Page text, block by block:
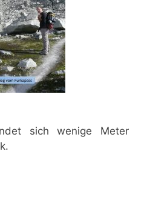
sich wenige Meter